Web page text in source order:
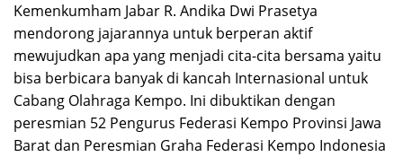
Kemenkumham Jabar R. Andika Dwi Prasetya
mendorong jajarannya untuk berperan aktif
mewujudkan apa yang menjadi cita-cita bersama yaitu
bisa berbicara banyak di kancah Internasional untuk
Cabang Olahraga Kempo. Ini dibuktikan dengan
peresmian 52 Pengurus Federasi Kempo Provinsi Jawa
Barat dan Peresmian Graha Federasi Kempo Indonesia